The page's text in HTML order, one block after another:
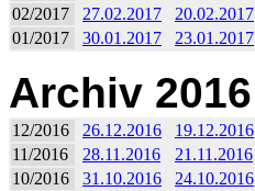
02/2017
27.02.2017 20.02.2017
01/2017
30.01.2017 23.01.2017
Archiv 2016
12/2016 26.12.2016 19.12.2016
11/2016
28.11.2016 21.11.2016
10/2016
31.10.2016 24.10.2016